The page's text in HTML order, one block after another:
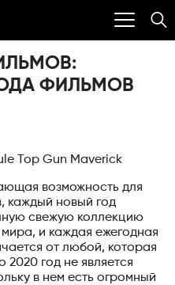
ФИЛЬМОВ
возможность для
каждый новый год
свежую коллекцию
и каждая ежегодная
от любой, которая
2020 год не является
в нем есть огромный